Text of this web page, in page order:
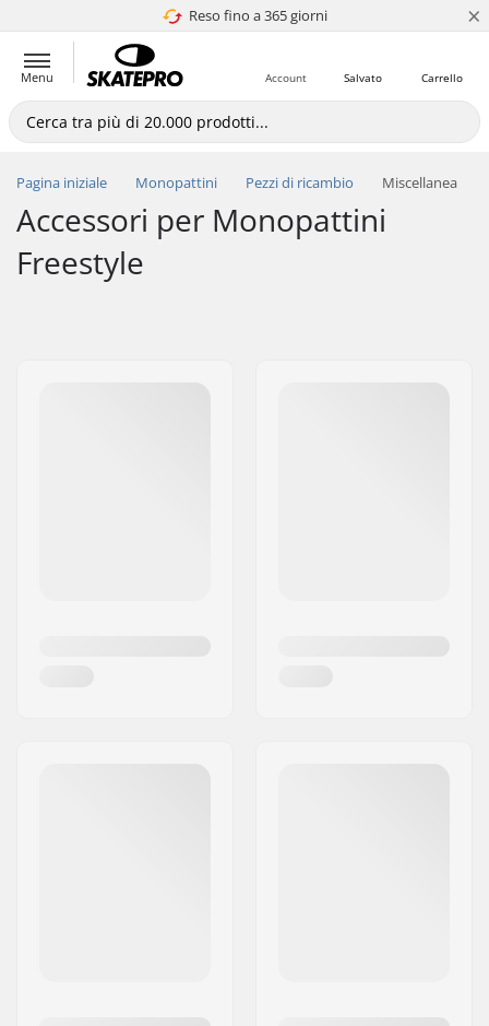
Reso fino a 365 giorni
4.8 di 5 ×
Menu Carrello
Salvato
Account
Pagina iniziale Monopattini Pezzi di ricambio Miscellanea
Accessori per Monopattini
Freestyle